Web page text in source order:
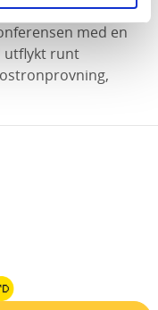
mötet efter era
med en
utflykt runt